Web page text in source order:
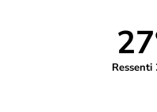
Ressenti